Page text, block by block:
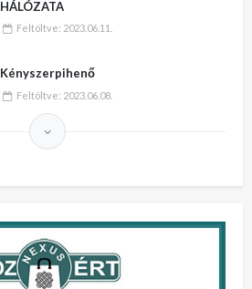
HÁLÓZATA
Feltöltve: 2023.06.11.
Kényszerpihenő
Feltöltve: 2023.06.08.